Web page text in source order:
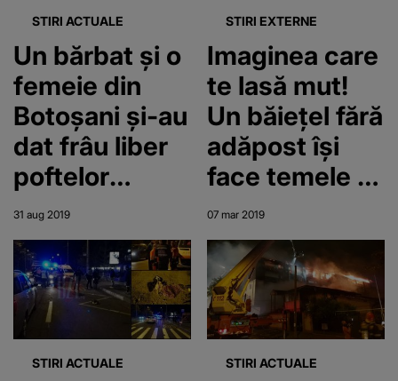
STIRI ACTUALE
Un bărbat și o
femeie din
Botoșani și-au
dat frâu liber
poftelor
carnale pe
iarbă, în plină
zi, în fața
copiilor ieșiți
afară la joacă
31 aug 2019
STIRI EXTERNE
Imaginea care
te lasă mut!
Un băiețel fără
adăpost își
face temele la
lumina unui
fast-food
07 mar 2019
STIRI ACTUALE STIRI ACTUALE